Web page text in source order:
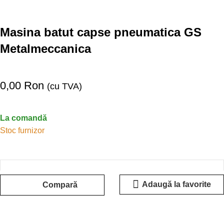
Masina batut capse pneumatica GS
Metalmeccanica
0,00 Ron (cu TVA)
La comandă
Stoc furnizor
Compară Adaugă la favorite